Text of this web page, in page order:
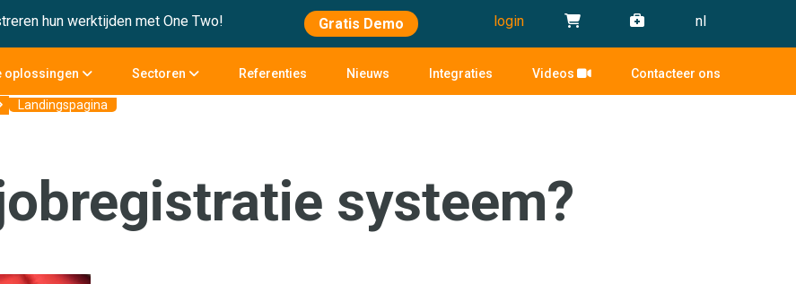
hun werktijden met One Two! Gratis Demo login nl
oplossingen Sectoren Referenties Nieuws Integraties Videos Contacteer ons
Landingspagina
systeem?